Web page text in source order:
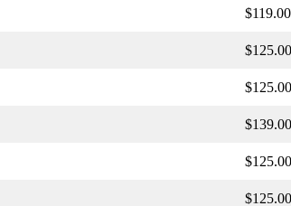
$119.00
$125.00
$125.00
$139.00
$125.00
$125.00